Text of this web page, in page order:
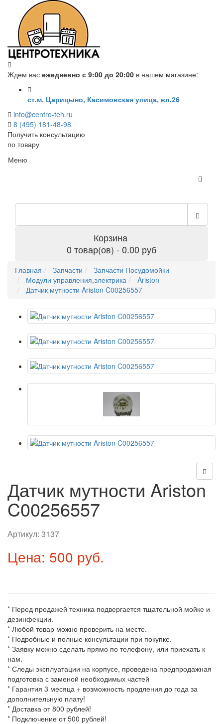
Ждем вас ежедневно с 9:00 до 20:00 в нашем магазине:
ст.м. Царицыно, Касимовская улица, вл.26
info@centro-teh.ru
8 (495) 181-48-98
Получить консультацию
по товару
Меню
Корзина
0 товар(ов) - 0.00 руб
Главная Запчасти
Запчасти Посудомойки
Модули управления,электрика
Ariston
Датчик мутности Ariston C00256557
Датчик мутности Ariston
C00256557
Артикул: 3137
Цена: 500 руб.
* Перед продажей техника подвергается тщательной мойке и
дезинфекции.
* Любой товар можно проверить на месте.
* Подробные и полные консультации при покупке.
* Заявку можно сделать прямо по телефону, или приехать к
нам.
* Следы эксплуатации на корпусе, проведена предпродажная
подготовка с заменой необходимых частей
* Гарантия 3 месяца + возможность продления до года за
дополнительную плату!
* Доставка от 800 рублей!
* Подключение от 500 рублей!